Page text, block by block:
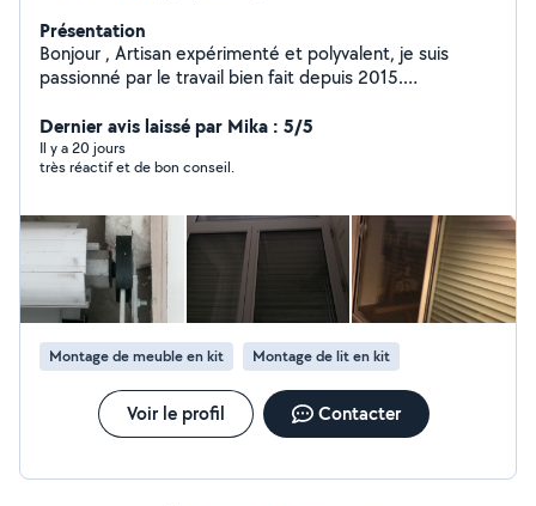
Présentation
Bonjour , Artisan expérimenté et polyvalent, je suis
passionné par le travail bien fait depuis 2015.
et de travaux à domicile. **Domaines d'intervention :**
/*Volets roulants, portes de garage, rideaux métalliques
: dépannage, motorisation, modernisation,
**Travaux & rénovations :** Électricité, plomberie ;
placoplâtre, enduit, peinture, carrelage, faïence ;
parquet, papier peint, finitions diverses ;
conception/fabrication sur mesure de meubles et
aménagements intérieurs. **Autres services :**
Réparation informatique, électrique, électronique,
électroménager ; travaux de jardinage et extérieur ; aide
au déménagement et petits travaux divers. **Comment
ça se passe ?** Déplacement et diagnostic gratuits.
Présentation d'un devis clair et honnête. Réparation
Travail soigné à prix raisonnable, pour que chacun s'y
Dernier avis laissé par Mika : 5/5
Il y a 20 jours
très réactif et de bon conseil.
Montage de meuble en kit Montage de lit en kit
Voir le profil Contacter